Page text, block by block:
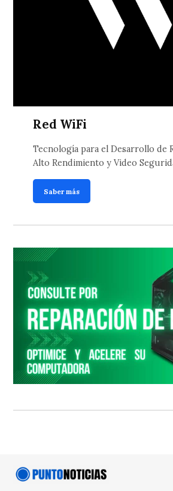
Red WiFi
Tecnología para el Desarrollo de
Alto Rendimiento y Video
Saber más